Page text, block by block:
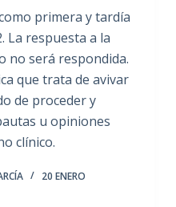
primera y tardía
La respuesta a la
no será respondida.
que trata de avivar
de proceder y
u opiniones
clínico.
20 ENERO